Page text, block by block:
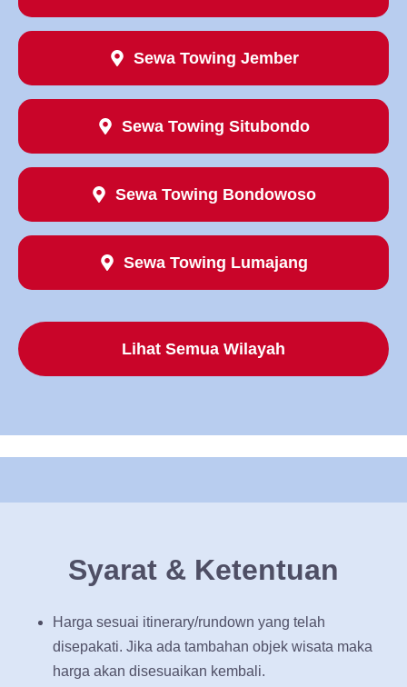
Sewa Towing Jember
Sewa Towing Situbondo
Sewa Towing Bondowoso
Sewa Towing Lumajang
Lihat Semua Wilayah
Syarat & Ketentuan
Harga sesuai itinerary/rundown yang telah
disepakati. Jika ada tambahan objek wisata maka
harga akan disesuaikan kembali.